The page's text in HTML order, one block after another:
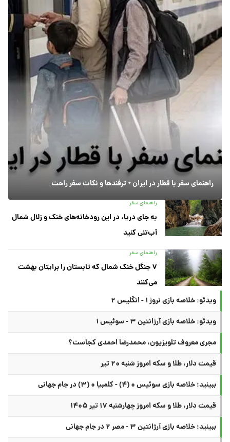
راهنمای سفر با قطار در ایران + ترفندها و نکات سفر راحت
راهنمای سفر
به جای دریا، در این رودخانه‌های خنک و زلال شمال
آب‌تنی کنید
راهنمای سفر
۷ جنگل خنک شمال که تابستان را برایتان بهشت
می‌کنند
ویدئو: خلاصه بازی نروژ ۱ - انگلیس ۲
ویدئو: خلاصه بازی آرژانتین ۳ - سوئیس ۱
مجری معروف تلویزیون، محمدرضا احمدی کجاست؟
قیمت دلار، طلا و سکه امروز شنبه ۲۰ تیر
ببینید؛ خلاصه بازی سوئیس ۰ (۴) - کلمبیا ۰ (۳) در جام جهانی
قیمت دلار، طلا و سکه امروز چهارشنبه ۱۷ تیر ۱۴۰۵
ببینید؛ خلاصه بازی آرژانتین ۳ - مصر ۲ در جام جهانی